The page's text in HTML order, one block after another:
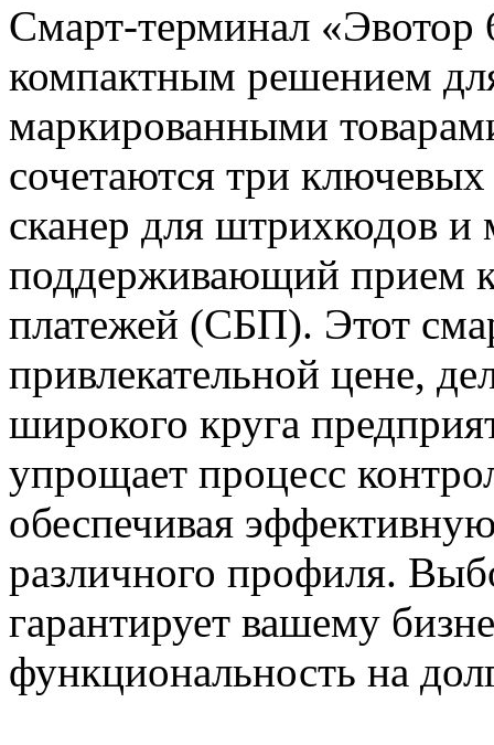
Смарт-терминал «Эвотор
компактным решением
маркированными
сочетаются три
сканер для штрихкодов и
поддерживающий прием
платежей (СБП). Этот
привлекательной цене,
широкого круга
упрощает процесс
обеспечивая
различного профиля.
гарантирует вашему
функциональность на